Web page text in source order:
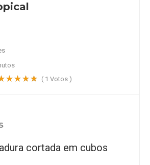
( 1 Votos )
cortada em cubos